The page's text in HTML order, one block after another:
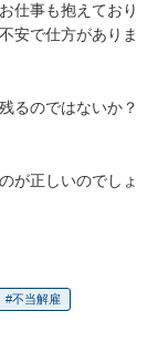
仕事も抱えており
安で仕方がありま
るのではないか？
が正しいのでしょ
不当解雇